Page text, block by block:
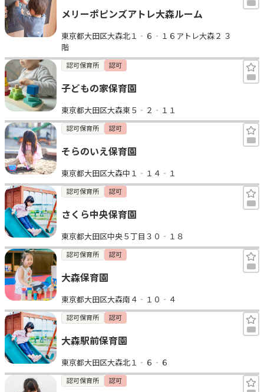
メリーポピンズアトレ大森ルーム
東京都大田区大森北１‐６‐１６アトレ大森２ ３
階
認可保育所 認可
子どもの家保育園
東京都大田区大森東５‐２‐１１
認可保育所 認可
そらのいえ保育園
東京都大田区大森中１‐１４‐１
認可保育所 認可
さくら中央保育園
東京都大田区中央５丁目３０‐１８
認可保育所 認可
大森保育園
東京都大田区大森南４‐１０‐４
認可保育所 認可
大森駅前保育園
東京都大田区大森北１‐６‐６
認可保育所 認可